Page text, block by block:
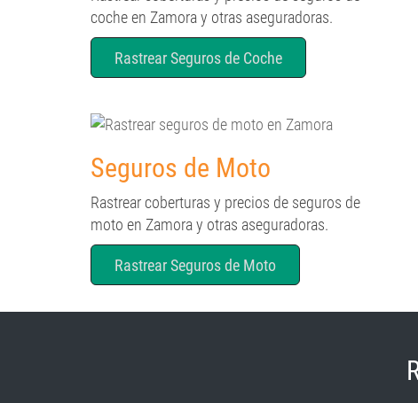
coche en Zamora y otras aseguradoras.
Rastrear Seguros de Coche
Seguros de Moto
Rastrear coberturas y precios de seguros de
moto en Zamora y otras aseguradoras.
Rastrear Seguros de Moto